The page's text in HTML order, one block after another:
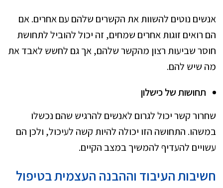
אנשים נוטים להשוות את הקשרים שלהם עם אחרים. אם
הם רואים זוגות אחרים שמחים, זה יכול להוביל לתחושת
חוסר שביעות רצון מהקשר שלהם, אך גם לחשש לאבד את
מה שיש להם.
תחושות של כישלון
שחרור קשר יכול לגרום לאנשים להרגיש שהם נכשלו
במשהו. התחושה הזו יכולה להיות קשה לעיכול, ולכן הם
עשויים להעדיף להמשיך במצב הקיים.
חשיבות העיבוד וההבנה העצמית בטיפול